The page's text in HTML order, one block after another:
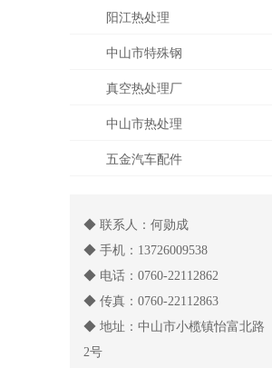
阳江热处理
中山市特殊钢
真空热处理厂
中山市热处理
五金汽车配件
◆ 联系人：何勋成
◆ 手机：13726009538
◆ 电话：0760-22112862
◆ 传真：0760-22112863
◆ 地址：中山市小榄镇怡富北路
2号